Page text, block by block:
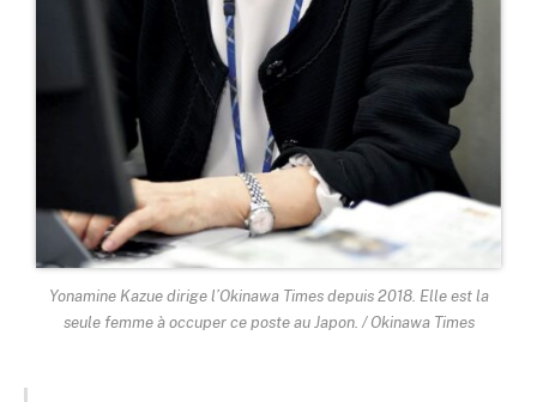
Yonamine Kazue dirige l’Okinawa Times depuis 2018. Elle est la
seule femme à occuper ce poste au Japon. / Okinawa Times